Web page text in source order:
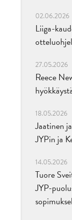
02.06.2026
Liiga-
27.05.2026
Reece
18.05.2026
Jaatinen
JYPin ja
14.05.2026
Tuore
JYP-